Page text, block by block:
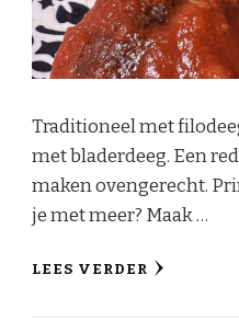
Traditioneel met
met bladerdeeg. Een
maken ovengerecht.
je met meer? Maak …
LEES VERDER